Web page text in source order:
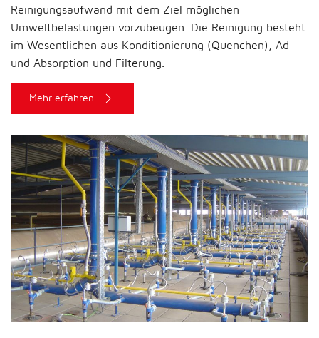
Reinigungsaufwand mit dem Ziel möglichen
Umweltbelastungen vorzubeugen. Die Reinigung besteht
im Wesentlichen aus Konditionierung (Quenchen), Ad-
und Absorption und Filterung.
Mehr erfahren